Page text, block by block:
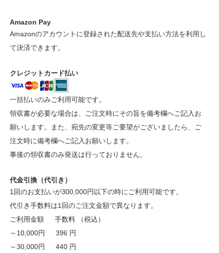
Amazon Pay
Amazonのアカウントに登録された配送先や支払い方法を利用し
て決済できます。
クレジットカード払い
一括払いのみご利用可能です。
領収書が必要な場合は、ご注文時にその旨を備考欄へご記入お
願いします。また、宛先の変更等ご要望がございましたら、ご
注文時に備考欄へご記入お願いします。
事後の領収書のみ発送は行っておりません。
代金引換（代引き）
1回のお支払いが300,000円以下の時にご利用可能です。
代引き手数料は1回のご注文金額で異なります。
ご利用金額 手数料 （税込）
～10,000円 396 円
～30,000円 440 円